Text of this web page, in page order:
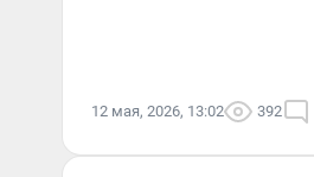
12 мая, 2026, 13:02 392